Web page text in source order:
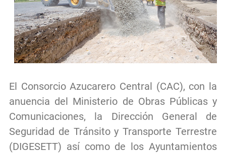
El Consorcio Azucarero Central (CAC), con la
anuencia del Ministerio de Obras Públicas y
Comunicaciones, la Dirección General de
Seguridad de Tránsito y Transporte Terrestre
(DIGESETT) así como de los Ayuntamientos